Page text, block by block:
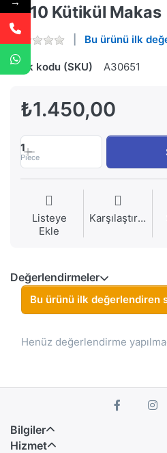
G-10 Kütikül Makas
Bu ürünü ilk
Stok kodu (SKU) A30651
₺1.450,00
1
Piece
Listeye
Ekle
Karşılaştırma
Değerlendirmeler
Bu ürünü ilk değerlendiren
Henüz değerlendirme
Bilgiler
Hizmet